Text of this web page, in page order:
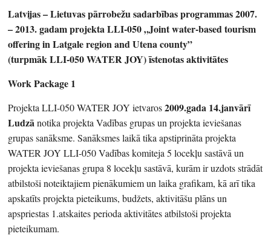
Latvijas – Lietuvas pārrobežu sadarbības programmas 2007.
– 2013. gadam projekta LLI-050 „Joint water-based tourism
offering in Latgale region and Utena county”
(turpmāk LLI-050 WATER JOY) īstenotas aktivitātes
Work Package 1
Projekta LLI-050 WATER JOY ietvaros2009.gada 14.janvārī
Ludzānotika projekta Vadības grupas un projekta ieviešanas
grupas sanāksme. Sanāksmes laikā tika apstiprināta projekta
WATER JOY LLI-050 Vadības komiteja 5 locekļu sastāvā un
projekta ieviešanas grupa 8 locekļu sastāvā, kurām ir uzdots strādāt
atbilstoši noteiktajiem pienākumiem un laika grafikam, kā arī tika
apskatīts projekta pieteikums, budžets, aktivitāšu plāns un
apspriestas 1.atskaites perioda aktivitātes atbilstoši projekta
pieteikumam.